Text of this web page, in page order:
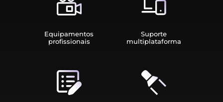
Equipamen­tos
profissionais
Suporte
multiplata­forma